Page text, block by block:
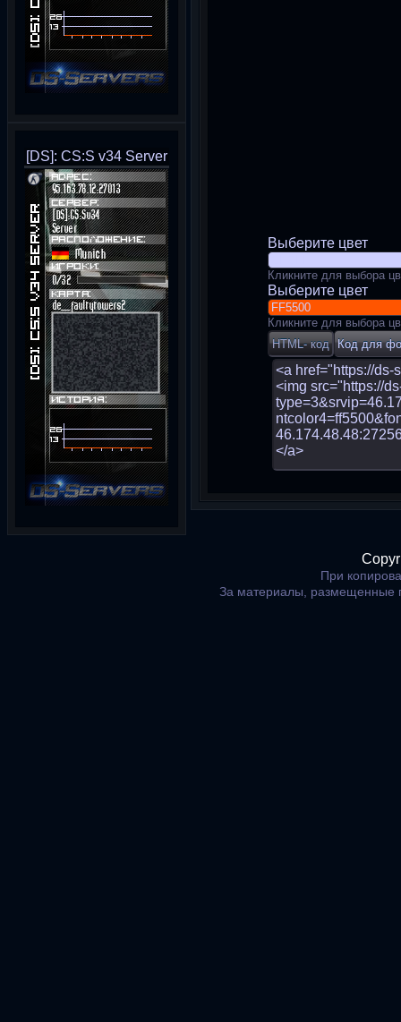
[DS]: CS:S v34 Server
Выберите цвет
Кликните для выбора
Выберите цвет
Кликните для выбора
При
За материалы, размещенные